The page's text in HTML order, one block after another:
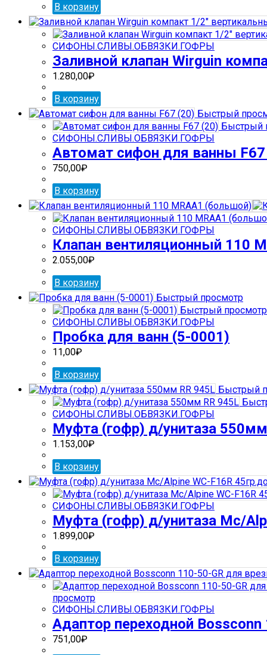
В корзину
СИФОНЫ.СЛИВЫ.ОБВЯЗКИ.ГОФРЫ
Заливной клапан Wirguin
1.280,00₽
В корзину
Быстрый
Быстрый
СИФОНЫ.СЛИВЫ.ОБВЯЗКИ.ГОФРЫ
Автомат сифон для ванны
750,00₽
В корзину
СИФОНЫ.СЛИВЫ.ОБВЯЗКИ.ГОФРЫ
Клапан вентиляционный 110
2.055,00₽
В корзину
Быстрый просмотр
Быстрый просмотр
СИФОНЫ.СЛИВЫ.ОБВЯЗКИ.ГОФРЫ
Пробка для ванн (5-0001)
11,00₽
В корзину
Быстрый
СИФОНЫ.СЛИВЫ.ОБВЯЗКИ.ГОФРЫ
Муфта (гофр) д/унитаза
1.153,00₽
В корзину
СИФОНЫ.СЛИВЫ.ОБВЯЗКИ.ГОФРЫ
Муфта (гофр) д/унитаза Mc/
1.899,00₽
В корзину
просмотр
СИФОНЫ.СЛИВЫ.ОБВЯЗКИ.ГОФРЫ
Адаптор переходной
751,00₽